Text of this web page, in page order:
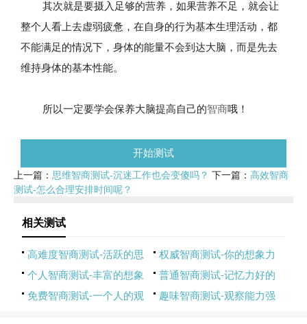
其次就是要摄入足够的营养，如果营养不足，就会让
整个人看上去虚弱疲惫，在自身的行为基本生理活动，都
不能满足的情况下，身体的能量不会到达大脑，而是先去
维持身体的基本性能。
所以一定要学会保养大脑提高自己的智商哦！
开始测试
上一篇： 思维智商测试-沉迷工作也会变傻吗？ 下一篇： 高效智商
测试-怎么合理安排时间呢？
相关测试
高难度智商测试-活跃的思
维更聪明
权威智商测试-你的想象力
能够降低
个人智商测试-丰富的想象
力让人生
普通智商测试-记忆力好的
好处你知
免费智商测试-一个人的观 趣味智商测试-观察能力强